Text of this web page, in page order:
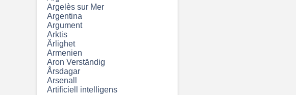
Argelès sur Mer
Argentina
Argument
Arktis
Ärlighet
Armenien
Aron Verständig
Årsdagar
Arsenall
Artificiell intelligens